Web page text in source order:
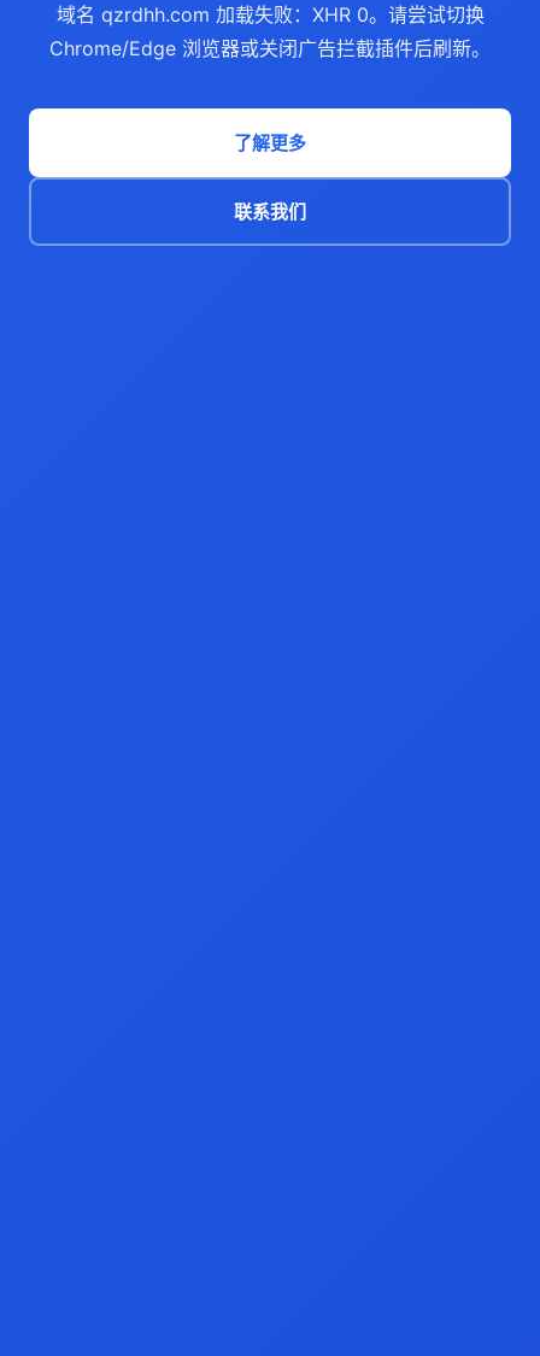
域名 qzrdhh.com 加载失败：XHR 0。请尝试切换
Chrome/Edge 浏览器或关闭广告拦截插件后刷新。
了解更多
联系我们